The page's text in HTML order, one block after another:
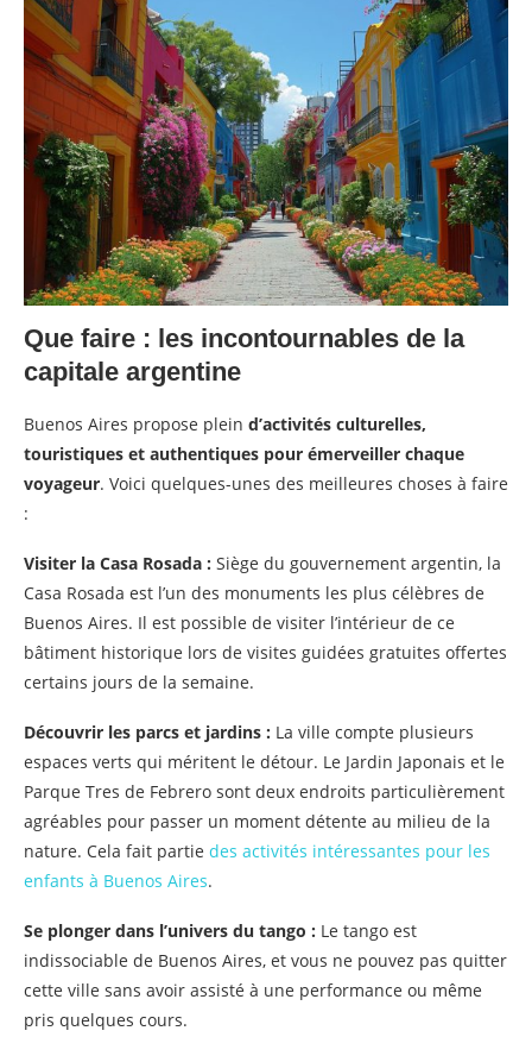
Que faire : les incontournables de la
capitale argentine
Buenos Aires propose plein d’activités culturelles,
touristiques et authentiques pour émerveiller chaque
voyageur. Voici quelques-unes des meilleures choses à faire
:
Visiter la Casa Rosada : Siège du gouvernement argentin, la
Casa Rosada est l’un des monuments les plus célèbres de
Buenos Aires. Il est possible de visiter l’intérieur de ce
bâtiment historique lors de visites guidées gratuites offertes
certains jours de la semaine.
Découvrir les parcs et jardins : La ville compte plusieurs
espaces verts qui méritent le détour. Le Jardin Japonais et le
Parque Tres de Febrero sont deux endroits particulièrement
agréables pour passer un moment détente au milieu de la
nature. Cela fait partie des activités intéressantes pour les
enfants à Buenos Aires.
Se plonger dans l’univers du tango : Le tango est
indissociable de Buenos Aires, et vous ne pouvez pas quitter
cette ville sans avoir assisté à une performance ou même
pris quelques cours.